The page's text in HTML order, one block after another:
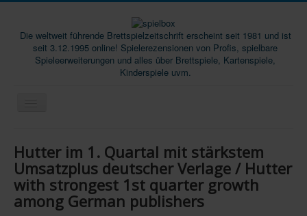
Die weltweit führende Brettspielzeitschrift erscheint seit 1981 und ist
seit 3.12.1995 online! Spielerezensionen von Profis, spielbare
Spieleerweiterungen und alles über Brettspiele, Kartenspiele,
Kinderspiele uvm.
Magazine
Abos/Subscriptions
Podcast
Hutter im 1. Quartal mit stärkstem
Umsatzplus deutscher Verlage / Hutter
with strongest 1st quarter growth
among German publishers